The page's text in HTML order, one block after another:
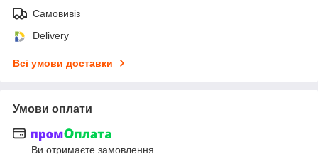
Самовивіз
Delivery
Всі умови доставки
Умови оплати
Ви отримаєте замовлення